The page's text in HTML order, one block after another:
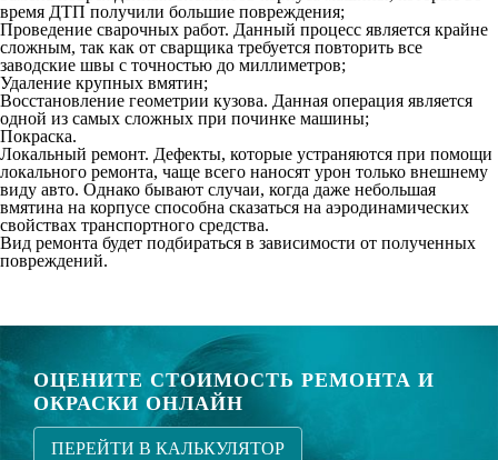
время ДТП получили большие повреждения;
Проведение сварочных работ. Данный процесс является крайне
сложным, так как от сварщика требуется повторить все
заводские швы с точностью до миллиметров;
Удаление крупных вмятин;
Восстановление геометрии кузова. Данная операция является
одной из самых сложных при починке машины;
Покраска.
Локальный ремонт. Дефекты, которые устраняются при помощи
локального ремонта, чаще всего наносят урон только внешнему
виду авто. Однако бывают случаи, когда даже небольшая
вмятина на корпусе способна сказаться на аэродинамических
свойствах транспортного средства.
Вид ремонта будет подбираться в зависимости от полученных
повреждений.
ОЦЕНИТЕ СТОИМОСТЬ РЕМОНТА И
ОКРАСКИ ОНЛАЙН
ПЕРЕЙТИ В КАЛЬКУЛЯТОР